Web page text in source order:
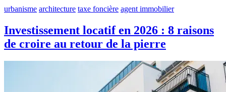
urbanisme architecture taxe foncière agent immobilier
Investissement locatif en 2026 : 8 raisons
de croire au retour de la pierre